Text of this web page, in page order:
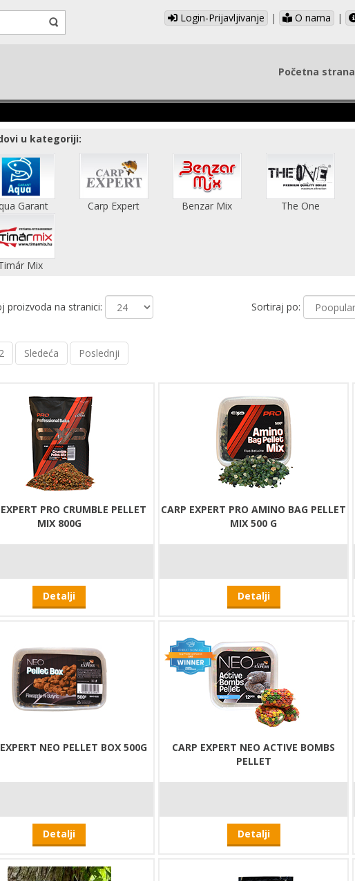
Login-Prijavljivanje | O nama |
Početna strana
u kategoriji:
Garant Carp Expert Benzar Mix The One
Mix
proizvoda na stranici: Sortiraj po:
Sledeća Poslednji
PRO CRUMBLE PELLET
MIX 800G
Detalji
CARP EXPERT PRO AMINO BAG PELLET
MIX 500 G
Detalji
NEO PELLET BOX 500G
Detalji
CARP EXPERT NEO ACTIVE BOMBS
PELLET
Detalji